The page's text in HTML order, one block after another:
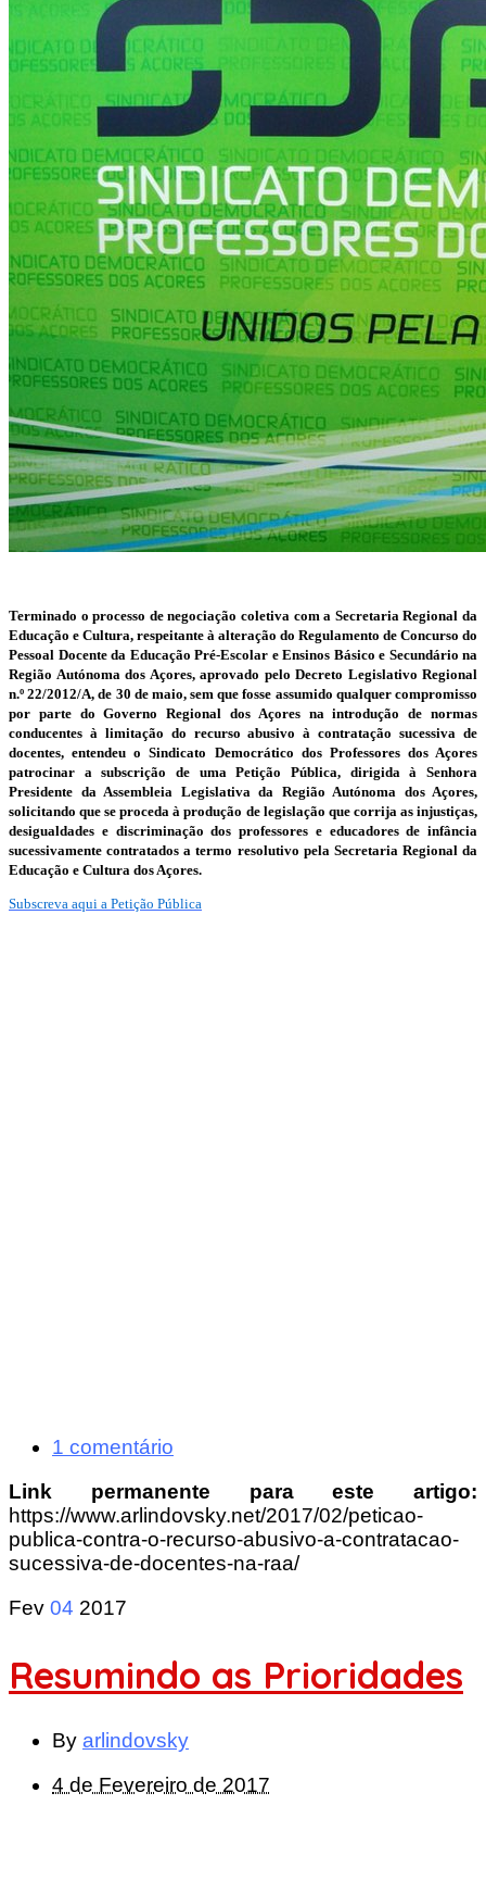
Terminado o processo de negociação coletiva com a Secretaria Regional da
Educação e Cultura, respeitante à alteração do Regulamento de Concurso do
Pessoal Docente da Educação Pré-Escolar e Ensinos Básico e Secundário na
Região Autónoma dos Açores, aprovado pelo Decreto Legislativo Regional
n.º 22/2012/A, de 30 de maio, sem que fosse assumido qualquer compromisso
por parte do Governo Regional dos Açores na introdução de normas
conducentes à limitação do recurso abusivo à contratação sucessiva de
docentes, entendeu o Sindicato Democrático dos Professores dos Açores
patrocinar a subscrição de uma Petição Pública, dirigida à Senhora
Presidente da Assembleia Legislativa da Região Autónoma dos Açores,
solicitando que se proceda à produção de legislação que corrija as injustiças,
desigualdades e discriminação dos professores e educadores de infância
sucessivamente contratados a termo resolutivo pela Secretaria Regional da
Educação e Cultura dos Açores.
Subscreva aqui a Petição Pública
1 comentário
Link permanente para este artigo:
https://www.arlindovsky.net/2017/02/peticao-
publica-contra-o-recurso-abusivo-a-contratacao-
sucessiva-de-docentes-na-raa/
Fev 04 2017
Resumindo as Prioridades
By arlindovsky
4 de Fevereiro de 2017